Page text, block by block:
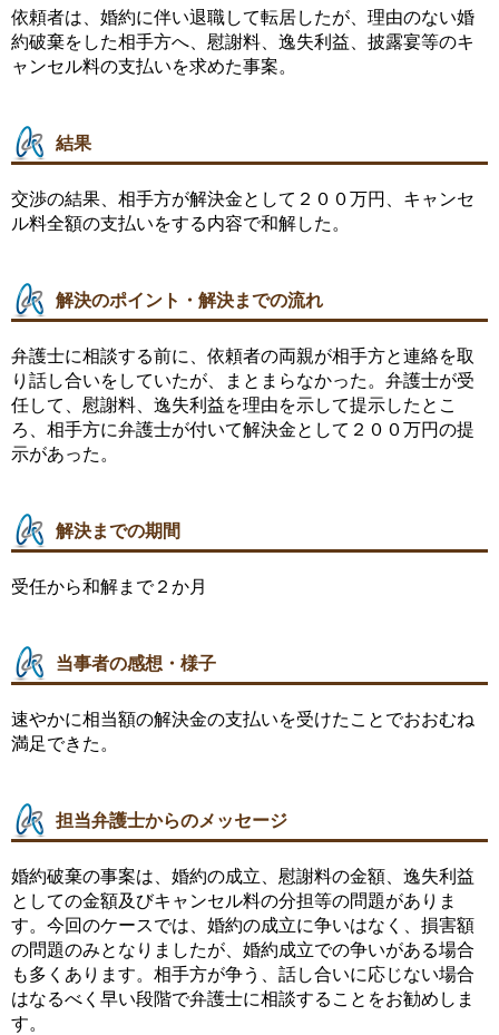
依頼者は、婚約に伴い退職して転居したが、理由のない婚
約破棄をした相手方へ、慰謝料、逸失利益、披露宴等のキ
ャンセル料の支払いを求めた事案。
結果
交渉の結果、相手方が解決金として２００万円、キャンセ
ル料全額の支払いをする内容で和解した。
解決のポイント・解決までの流れ
弁護士に相談する前に、依頼者の両親が相手方と連絡を取
り話し合いをしていたが、まとまらなかった。弁護士が受
任して、慰謝料、逸失利益を理由を示して提示したとこ
ろ、相手方に弁護士が付いて解決金として２００万円の提
示があった。
解決までの期間
受任から和解まで２か月
当事者の感想・様子
速やかに相当額の解決金の支払いを受けたことでおおむね
満足できた。
担当弁護士からのメッセージ
婚約破棄の事案は、婚約の成立、慰謝料の金額、逸失利益
としての金額及びキャンセル料の分担等の問題がありま
す。今回のケースでは、婚約の成立に争いはなく、損害額
の問題のみとなりましたが、婚約成立での争いがある場合
も多くあります。相手方が争う、話し合いに応じない場合
はなるべく早い段階で弁護士に相談することをお勧めしま
す。